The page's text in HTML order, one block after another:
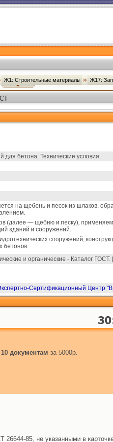
Ж1: Строительные материалы Ж17:
для бетона. Технические условия.
на щебень и песок из шлаков,
(далее — щебню и песку),
зданий и сооружений.
сооружений,
бетонов.
и органические - Каталог ГОСТ. [
Сертификационный Центр
документам за 5000р.
85, не указанными в